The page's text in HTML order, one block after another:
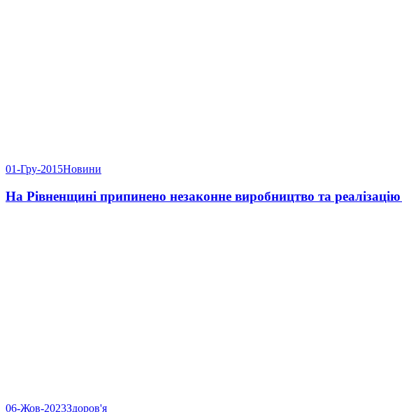
01-Гру-2015Новини
На Рівненщині припинено незаконне виробництво та
06-Жов-2023Здоров'я